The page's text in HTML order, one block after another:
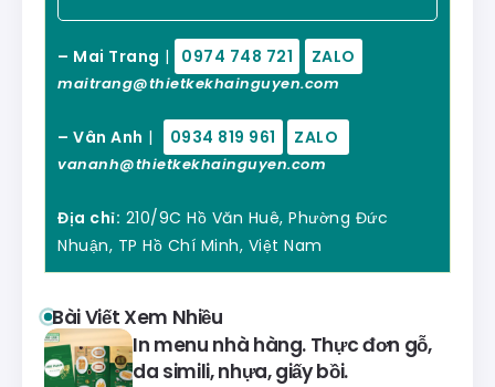
– Mai Trang | 0974 748 721 ZALO
maitrang@thietkekhainguyen.com
– Vân Anh | 0934 819 961 ZALO
vananh@thietkekhainguyen.com
Địa chỉ: 210/9C Hồ Văn Huê, Phường Đức
Nhuận, TP Hồ Chí Minh, Việt Nam
Bài Viết Xem Nhiều
In menu nhà hàng. Thực đơn gỗ,
da simili, nhựa, giấy bồi.